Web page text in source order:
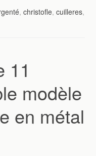
,christofle,cuilleres,
11
modèle
en métal